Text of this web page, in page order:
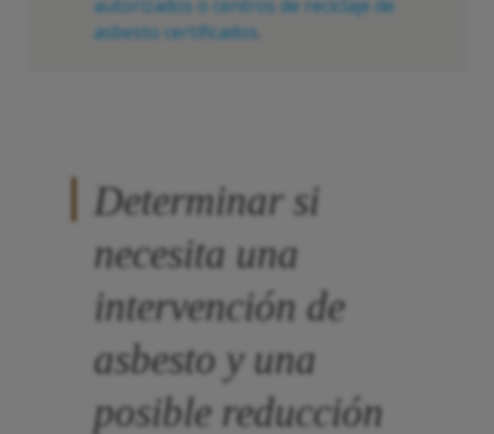
autorizados o centros de reciclaje de
asbesto certificados
Determinar si
necesita una
intervención de
asbesto y una
posible reducción